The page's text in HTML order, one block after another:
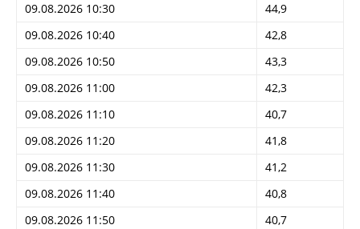
09.08.2026 10:30
44,9
09.08.2026 10:40
42,8
09.08.2026 10:50
43,3
09.08.2026 11:00
42,3
09.08.2026 11:10
40,7
09.08.2026 11:20
41,8
09.08.2026 11:30
41,2
09.08.2026 11:40
40,8
09.08.2026 11:50
40,7